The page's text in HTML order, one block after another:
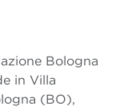
Bologna
in Villa
(BO),